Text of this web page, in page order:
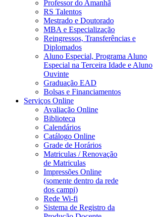
Professor do Amanhã
RS Talentos
Mestrado e Doutorado
MBA e Especialização
Reingressos, Transferências e
Diplomados
Aluno Especial, Programa Aluno
Especial na Terceira Idade e Aluno
Ouvinte
Graduação EAD
Bolsas e Financiamentos
Serviços Online
Avaliação Online
Biblioteca
Calendários
Catálogo Online
Grade de Horários
Matriculas / Renovação
de Matriculas
Impressões Online
(somente dentro da rede
dos campi)
Rede Wi-fi
Sistema de Registro da